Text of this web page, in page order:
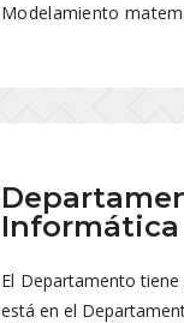
Modelamiento
Informática
El Departamento
está en el